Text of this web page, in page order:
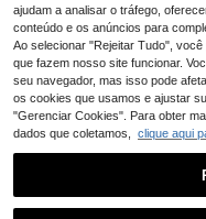
ajudam a analisar o tráfego,
conteúdo e os anúncios para
Ao selecionar "Rejeitar Tudo",
que fazem nosso site funcionar.
seu navegador, mas isso pode
os cookies que usamos e ajustar
"Gerenciar Cookies". Para obter
dados que coletamos, clique aqui